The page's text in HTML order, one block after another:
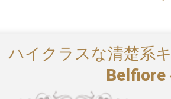
ハイクラスな清楚系
Belfiore